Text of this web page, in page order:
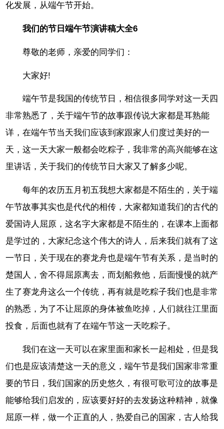
化发展，从端午节开始。
我们的节日端午节演讲稿大全6
尊敬的老师，亲爱的同学们：
大家好!
端午节是我国的传统节日，相信很多同学对这一天四
非常熟悉了，关于端午节的故事跟传说大家都是耳熟能
详，在端午节当天我们应该到家跟家人们度过美好的一
天，这一天大家一般都会吃粽子，我非常的高兴能够在这
里讲话，关于我们的传统节日大家又了解多少呢。
每年的农历五月初五我想大家都是不陌生的，关于端
午节故事其实也是代代的相传，大家都知道我们的古代的
爱国诗人屈原，这名字大家都是不陌生的，在课本上面都
是学过的，大家纪念这个伟大的诗人，后来我们就有了这
一节日，关于现在的赛龙舟也是端午节有关系，是当时的
楚国人，舍不得屈原离去，而划船救他，后面慢慢的就产
生了赛龙舟这么一个传统，再有就是吃粽子我们也是非常
的熟悉，为了不让屈原的身体被鱼吃掉，人们就往江里面
投食，后面也就有了在端午节这一天吃粽子。
我们在这一天可以在家里面和家长一起相处，但是我
们也是应该清楚这一天的意义，端午节是我们国家非常重
要的节日，我们国家的历史悠久，有很可歌可泣的故事是
能够给我们启发的，应该要好好的去发扬这种精神，就像
屈原一样，做一个正直的人，热爱自己的国家，古人给我